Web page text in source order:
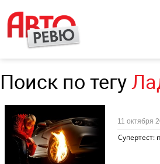
Поиск по тегу
Супертест
Супертест:
11 октября